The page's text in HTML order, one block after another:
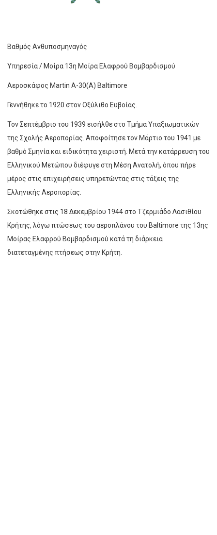
Βαθμός Ανθυποσμηναγός
Υπηρεσία / Μοίρα 13η Μοίρα Ελαφρού Βομβαρδισμού
Αεροσκάφος Martin A-30(A) Baltimore
Γεννήθηκε το 1920 στον Οξύλιθο Ευβοίας.
Τον Σεπτέμβριο του 1939 εισήλθε στο Τμήμα Υπαξιωματικών
της Σχολής Αεροπορίας. Αποφοίτησε τον Μάρτιο του 1941 με
βαθμό Σμηνία και ειδικότητα χειριστή. Μετά την κατάρρευση του
Ελληνικού Μετώπου διέφυγε στη Μέση Ανατολή, όπου πήρε
μέρος στις επιχειρήσεις υπηρετώντας στις τάξεις της
Ελληνικής Αεροπορίας.
Σκοτώθηκε στις 18 Δεκεμβρίου 1944 στο Τζερμιάδο Λασιθίου
Κρήτης, λόγω πτώσεως του αεροπλάνου του Baltimore της 13ης
Μοίρας Ελαφρού Βομβαρδισμού κατά τη διάρκεια
διατεταγμένης πτήσεως στην Κρήτη.